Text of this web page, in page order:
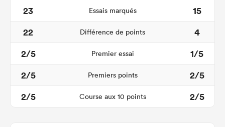
23 Essais marqués
15
22
Différence de points
4
2/5
Premier essai
1/5
2/5
Premiers points
2/5
2/5
Course aux 10 points 2/5